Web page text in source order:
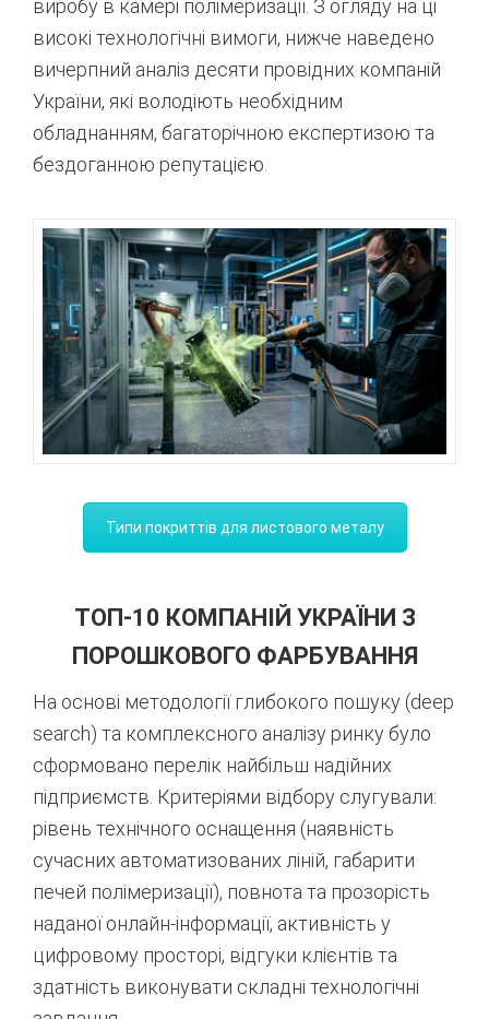
виробу в камері полімеризації. З огляду на ці
високі технологічні вимоги, нижче наведено
вичерпний аналіз десяти провідних компаній
України, які володіють необхідним
обладнанням, багаторічною експертизою та
бездоганною репутацією.
Типи покриттів для листового металу
ТОП-10 КОМПАНІЙ УКРАЇНИ З
ПОРОШКОВОГО ФАРБУВАННЯ
На основі методології глибокого пошуку (deep
search) та комплексного аналізу ринку було
сформовано перелік найбільш надійних
підприємств. Критеріями відбору слугували:
рівень технічного оснащення (наявність
сучасних автоматизованих ліній, габарити
печей полімеризації), повнота та прозорість
наданої онлайн-інформації, активність у
цифровому просторі, відгуки клієнтів та
здатність виконувати складні технологічні